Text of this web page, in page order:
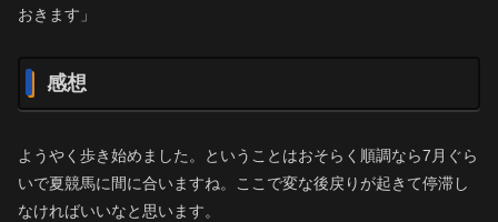
おきます」
感想
ようやく歩き始めました。ということはおそらく順調なら7月ぐら
いで夏競馬に間に合いますね。ここで変な後戻りが起きて停滞し
なければいいなと思います。